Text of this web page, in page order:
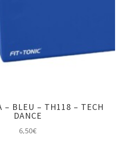
– BLEU – TH118 – TECH
DANCE
6,50€